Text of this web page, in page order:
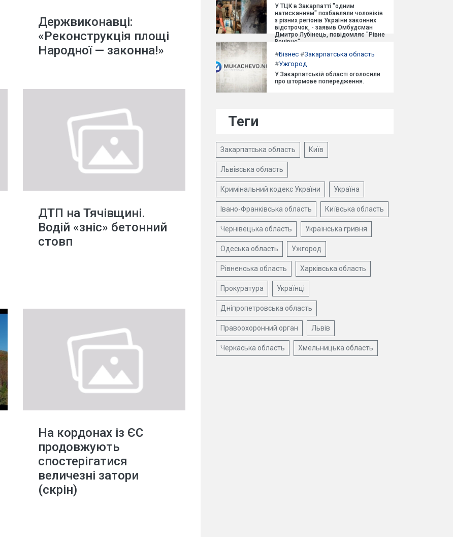
Держвиконавці:
«Реконструкція площі
Народної — законна!»
ДТП на Тячівщині.
Водій «зніс» бетонний
стовп
На кордонах із ЄС
продовжують
спостерігатися
величезні затори
(скрін)
У ТЦК в Закарпатті "одним
натисканням" позбавляли чоловіків
з різних регіонів України законних
відстрочок, - заявив Омбудсман
Дмитро Лубінець, повідомляє "Рівне
Вечірнє".
#Бізнес #Закарпатська область
#Ужгород
У Закарпатській області оголосили
про штормове попередження.
Теги
Закарпатська область Київ
Львівська область
Кримінальний кодекс України Україна
Івано-Франківська область Київська область
Чернівецька область Українська гривня
Одеська область Ужгород
Рівненська область Харківська область
Прокуратура Українці
Дніпропетровська область
Правоохоронний орган Львів
Черкаська область Хмельницька область